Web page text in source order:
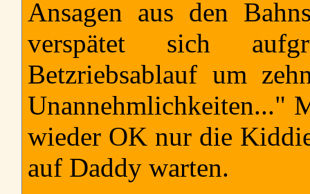
Ansagen aus den
verspätet sich
Betzriebsablauf um
Unannehmlichkeiten..."
wieder OK nur die
auf Daddy warten.